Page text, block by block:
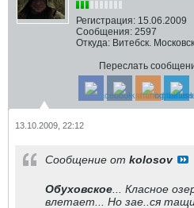
Регистрация: 15.06.2009
Сообщения: 2597
Откуда: Витебск.
Переслать
13.10.2009, 22:12
Сообщение от kolosov
Обуховское ... Класное
влетает... Но зае..ся